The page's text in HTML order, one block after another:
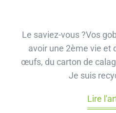
Le saviez-vous ?Vos
avoir une 2ème vie et
œufs, du carton de
Je suis
Lire